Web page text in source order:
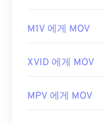
M1V 에게 MOV
XVID 에게 MOV
MPV 에게 MOV